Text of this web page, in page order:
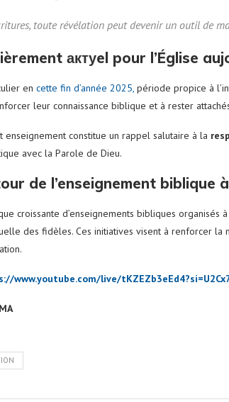
toute révélation peut devenir un outil de
актуel pour l’Église
en cette fin d’année 2025, période propice à
leur connaissance biblique et à rester
enseignement constitue un rappel salutaire à la
avec la Parole de Dieu.
de l’enseignement biblique
croissante d’enseignements bibliques organisés
des fidèles. Ces initiatives visent à renforcer la
www.youtube.com/live/